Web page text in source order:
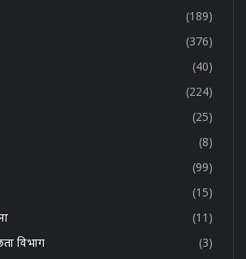
(189)
(376)
(40)
(224)
(25)
(8)
(99)
(15)
(11)
विभाग
(3)